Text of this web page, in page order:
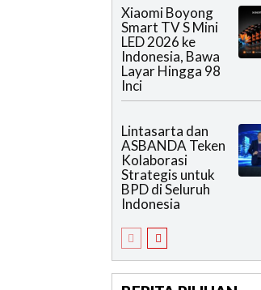
Xiaomi Boyong
Smart TV S Mini
LED 2026 ke
Indonesia, Bawa
Layar Hingga 98
Inci
Lintasarta dan
ASBANDA Teken
Kolaborasi
Strategis untuk
BPD di Seluruh
Indonesia